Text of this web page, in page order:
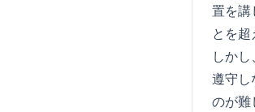
置を講
とを超
しか
遵守し
のが難